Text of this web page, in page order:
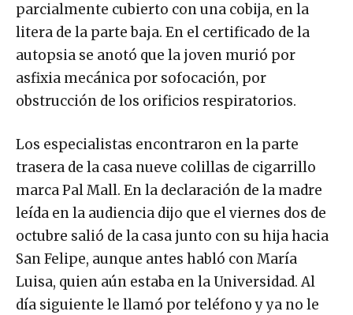
parcialmente cubierto con una cobija, en la
litera de la parte baja. En el certificado de la
autopsia se anotó que la joven murió por
asfixia mecánica por sofocación, por
obstrucción de los orificios respiratorios.
Los especialistas encontraron en la parte
trasera de la casa nueve colillas de cigarrillo
marca Pal Mall. En la declaración de la madre
leída en la audiencia dijo que el viernes dos de
octubre salió de la casa junto con su hija hacia
San Felipe, aunque antes habló con María
Luisa, quien aún estaba en la Universidad. Al
día siguiente le llamó por teléfono y ya no le